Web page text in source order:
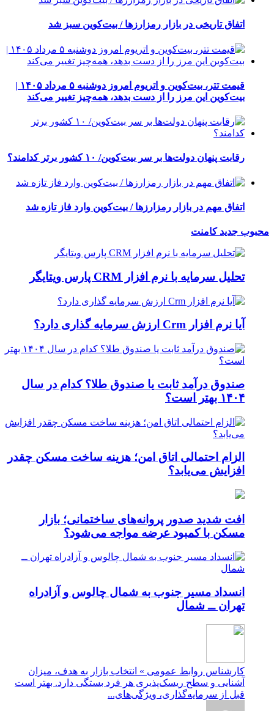
اتفاق تاریخی در بازار رمزارزها / بیت‌کوین سبز شد
قیمت تتر، بیت‌کوین و اتریوم امروز دوشنبه ۵ مرداد ۱۴۰۵ |
بیت‌کوین این مرز را از دست بدهد، همه‌چیز تغییر می‌کند
رقابت پنهان دولت‌ها بر سر بیت‌کوین/ ۱۰ کشور برتر کدامند؟
اتفاق مهم در بازار رمزارزها / بیت‌کوین وارد فاز تازه شد
محبوب جدیدکامنت
تحلیل سرمایه با نرم افزار CRM پارس ویتایگر
آیا نرم افزار Crm ارزش سرمایه گذاری دارد؟
صندوق درآمد ثابت یا صندوق طلا؟ کدام در سال
۱۴۰۴ بهتر است؟
الزام احتمالی اتاق امن؛ هزینه ساخت مسکن چقدر
افزایش می‌یابد؟
افت شدید صدور پروانه‌های ساختمانی؛ بازار
مسکن با کمبود عرضه مواجه می‌شود؟
انسداد مسیر جنوب به شمال چالوس و آزادراه
تهران ــ شمال
کارشناس روابط عمومی » انتخاب بازار به هدف، میزان
آشنایی و سطح ریسک‌پذیری هر فرد بستگی دارد. بهتر است
قبل از سرمایه‌گذاری، ویژگی‌های...